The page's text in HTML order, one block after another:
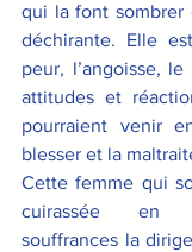
qui la font sombrer
déchirante. Elle
peur, l’angoisse,
attitudes et
pourraient venir
blesser et la
Cette femme qui
cuirassée en
souffrances la